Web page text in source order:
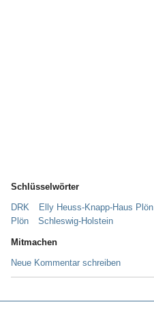
Schlüsselwörter
DRK Elly Heuss-Knapp-Haus Plön
Plön
Schleswig-Holstein
Mitmachen
Neue Kommentar schreiben